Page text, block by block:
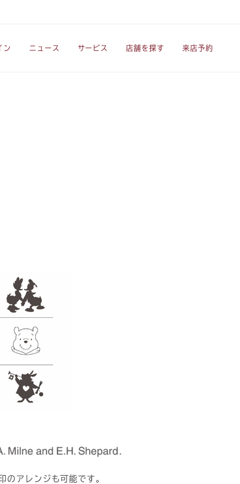
ン ニュース サービス 店舗を探す 来店予約
アレンジも可能です。